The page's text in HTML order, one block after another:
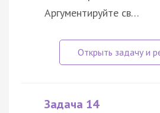
Аргументируйте св…
Задача 14